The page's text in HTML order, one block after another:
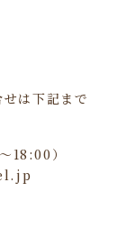
は下記まで
18:00）